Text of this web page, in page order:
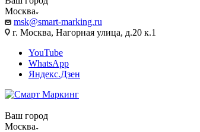
Москва
msk@smart-marking.ru
г. Москва, Нагорная улица, д.20 к.1
YouTube
WhatsApp
Яндекс.Дзен
Ваш город
Москва